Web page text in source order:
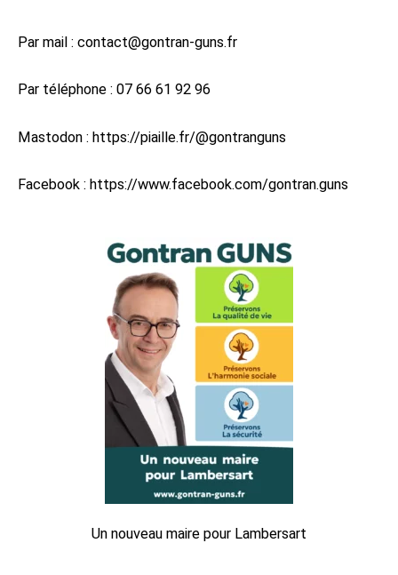
Par mail : contact@gontran-guns.fr
Par téléphone : 07 66 61 92 96
Mastodon : https://piaille.fr/@gontranguns
Facebook : https://www.facebook.com/gontran.guns
Un nouveau maire pour Lambersart